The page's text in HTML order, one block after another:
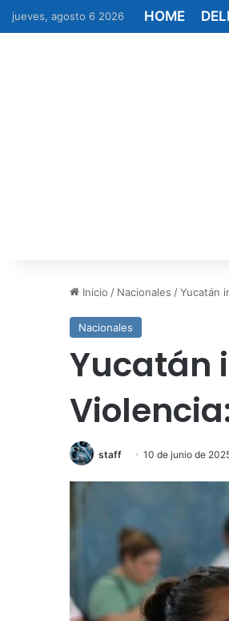
jueves, agosto 6 2026 HOME
Inicio / Nacionales /Yucatán
Nacionales
Yucatán
staff 10 de junio de